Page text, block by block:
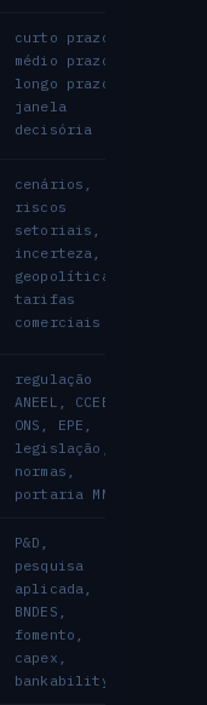
curto prazo,
médio prazo,
longo prazo,
janela
decisória
cenários,
riscos
setoriais,
incerteza,
geopolítica,
tarifas
comerciais
regulação
ANEEL, CCEE,
ONS, EPE,
legislação,
normas,
portaria MME
P&D,
pesquisa
aplicada,
BNDES,
fomento,
capex,
bankability